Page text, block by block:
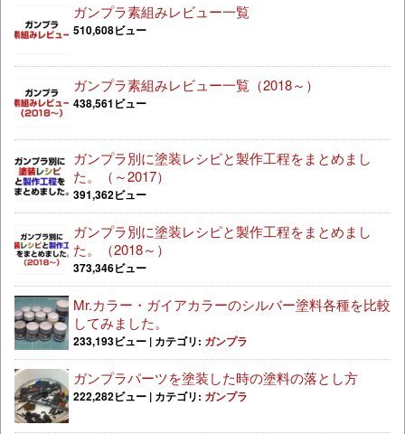
ガンプラ素組みレビュー一覧
510,608ビュー
ガンプラ素組みレビュー一覧（2018～）
438,561ビュー
ガンプラ別に塗装レシピと製作工程をまとめまし
た。（～2017）
391,362ビュー
ガンプラ別に塗装レシピと製作工程をまとめまし
た。（2018～）
373,346ビュー
Mr.カラー・ガイアカラーのシルバー塗料各種を比較
してみました。
233,193ビュー | カテゴリ: ガンプラ
ガンプラパーツを塗装した時の塗料の落とし方
222,282ビュー | カテゴリ: ガンプラ